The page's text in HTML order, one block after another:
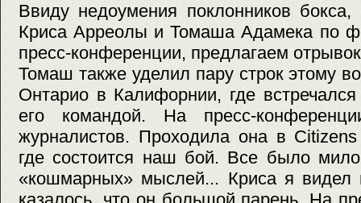
Ввиду недоумения поклонников
Криса Арреолы и Томаша Адамека по
пресс-конференции, предлагаем
Томаш также уделил пару строк этому
Онтарио в Калифорнии, где
его командой. На пресс-
журналистов. Проходила она в
где состоится наш бой. Все было
«кошмарных» мыслей... Криса я